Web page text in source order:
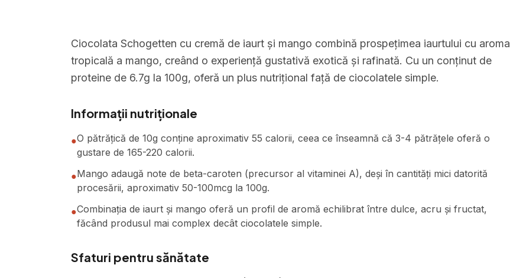
Ciocolata Schogetten cu cremă de iaurt și mango combină prospețimea iaurtului cu aroma
tropicală a mango, creând o experiență gustativă exotică și rafinată. Cu un conținut de
proteine de 6.7g la 100g, oferă un plus nutrițional față de ciocolatele simple.
Informații nutriționale
●O pătrățică de 10g conține aproximativ 55 calorii, ceea ce înseamnă că 3-4 pătrățele oferă o
gustare de 165-220 calorii.
●Mango adaugă note de beta-caroten (precursor al vitaminei A), deși în cantități mici datorită
procesării, aproximativ 50-100mcg la 100g.
●Combinația de iaurt și mango oferă un profil de aromă echilibrat între dulce, acru și fructat,
făcând produsul mai complex decât ciocolatele simple.
Sfaturi pentru sănătate